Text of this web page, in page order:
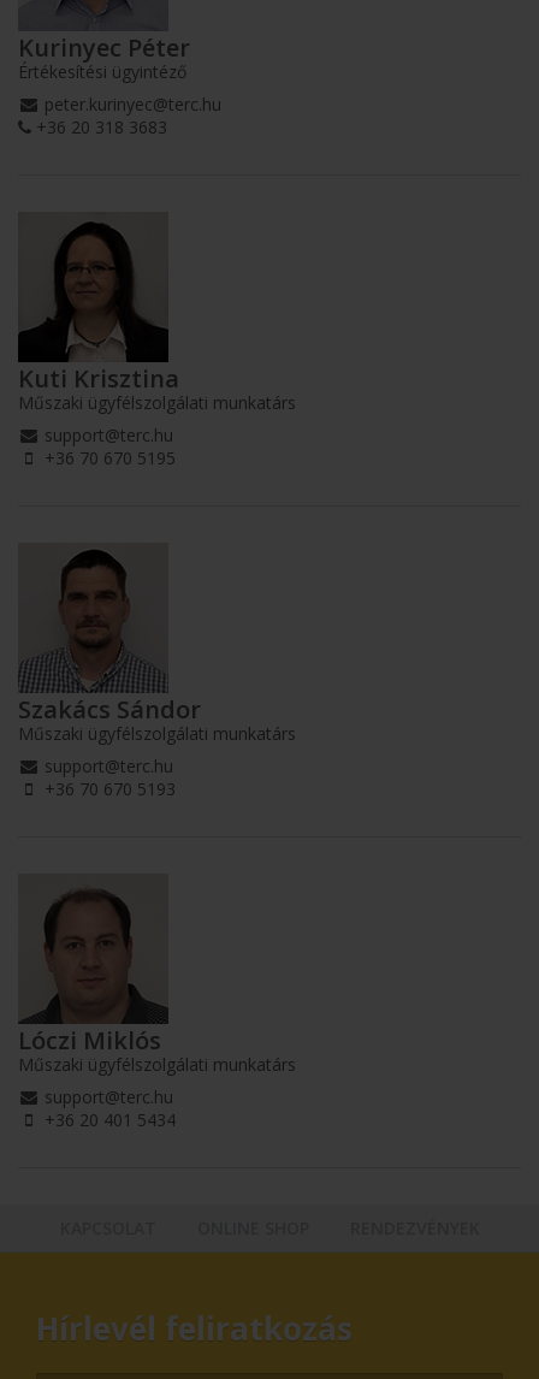
Kurinyec Péter
Értékesítési ügyintéző
peter.kurinyec@terc.hu
+36 20 318 3683
Kuti Krisztina
Műszaki ügyfélszolgálati munkatárs
support@terc.hu
+36 70 670 5195
Szakács Sándor
Műszaki ügyfélszolgálati munkatárs
support@terc.hu
+36 70 670 5193
Lóczi Miklós
Műszaki ügyfélszolgálati munkatárs
support@terc.hu
+36 20 401 5434
Hírlevél feliratkozás